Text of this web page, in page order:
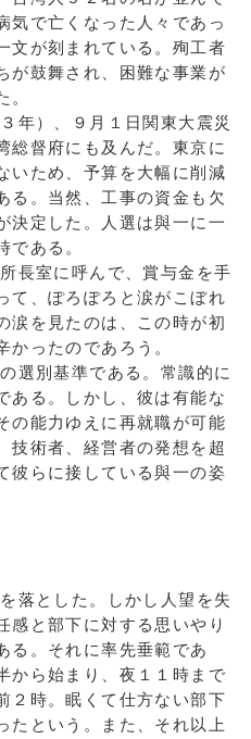
気で亡くなった人々であっ
文が刻まれている。殉工者
が鼓舞され、困難な事業が
。
年）、９月１日関東大震災
総督府にも及んだ。東京に
いため、予算を大幅に削減
る。当然、工事の資金も欠
決定した。人選は與一に一
である。
長室に呼んで、賞与金を手
て、ぽろぽろと涙がこぼれ
涙を見たのは、この時が初
かったのであろう。
選別基準である。常識的に
ある。しかし、彼は有能な
の能力ゆえに再就職が可能
技術者、経営者の発想を超
彼らに接している與一の姿
落とした。しかし人望を失
感と部下に対する思いやり
る。それに率先垂範であ
から始まり、夜１１時まで
２時。眠くて仕方ない部下
たという。また、それ以上